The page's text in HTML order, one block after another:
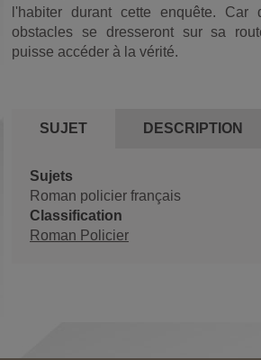
l'habiter durant cette enquête. Car
obstacles se dresseront sur sa
puisse accéder à la vérité.
SUJET DESCRIPTION
Sujets
Roman policier français
Classification
Roman Policier